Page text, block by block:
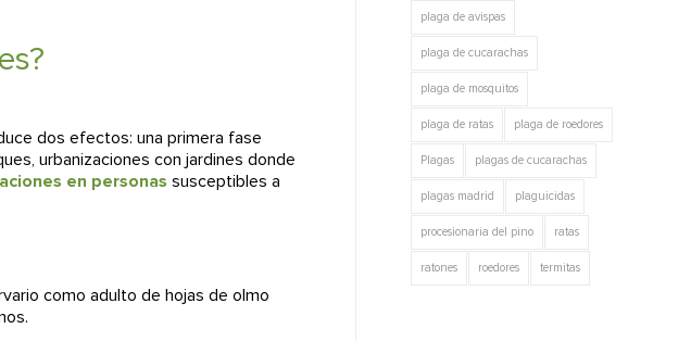
dos efectos: una primera fase
urbanizaciones con jardines donde
en personas susceptibles a
como adulto de hojas de olmo
plaga de avispas
plaga de cucarachas
plaga de mosquitos
plaga de ratas plaga de roedores
Plagas plagas de cucarachas
plagas madrid plaguicidas
procesionaria del pino ratas
ratones roedores termitas